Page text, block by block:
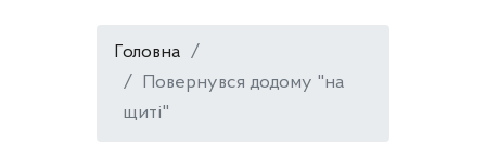
Головна
Повернувся додому "на
щиті"